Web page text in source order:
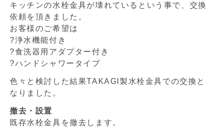
キッチンの水栓金具が壊れているという事で、交換
依頼を頂きました。
お客様のご希望は
?浄水機能付き
?食洗器用アダプター付き
?ハンドシャワータイプ
色々と検討した結果TAKAGI製水栓金具での交換と
なりました。
撤去・設置
既存水栓金具を撤去します。